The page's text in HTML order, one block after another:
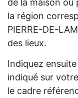
de la maison
la région
PIERRE-DE-
des lieux.
Indiquez
indiqué sur
le cadre